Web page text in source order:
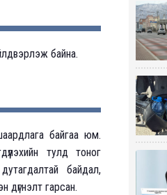
байна.
байгаа юм.
тулд тоног
байдал,
гарсан.